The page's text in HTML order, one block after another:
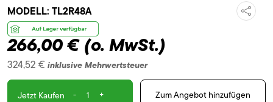
MODELL: TL2R48A
266,00 €(o. MwSt.)
324,52 € inklusive Mehrwertsteuer
Jetzt Kaufen - + Zum Angebot hinzufügen